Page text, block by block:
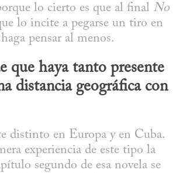
lo cierto es que al final No
lo incite a pegarse un tiro en
pensar al menos.
que haya tanto presente
distancia geográfica con
distinto en Europa y en Cuba.
experiencia de este tipo la
segundo de esa novela se